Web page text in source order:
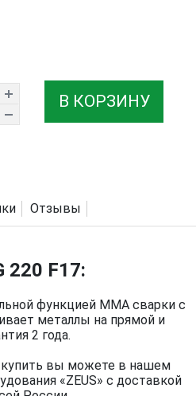
В КОРЗИНУ
Отзывы
F17:
функцией MMA сварки с
металлы на прямой и
2 года.
вы можете в нашем
«ZEUS» с доставкой